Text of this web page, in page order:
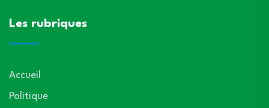
Les rubriques
Accueil
Politique